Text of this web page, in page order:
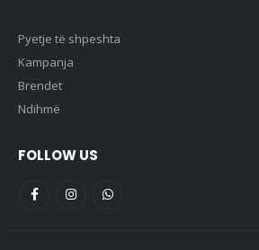
Pyetje të shpeshta
Kampanja
Brendet
Ndihmë
FOLLOW US